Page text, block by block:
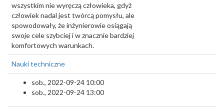
wszystkim nie wyręczą człowieka, gdyż
człowiek nadal jest twórcą pomysłu, ale
spowodowały, że inżynierowie osiągają
swoje cele szybciej i w znacznie bardziej
komfortowych warunkach.
Nauki techniczne
sob., 2022-09-24 10:00
sob., 2022-09-24 13:00